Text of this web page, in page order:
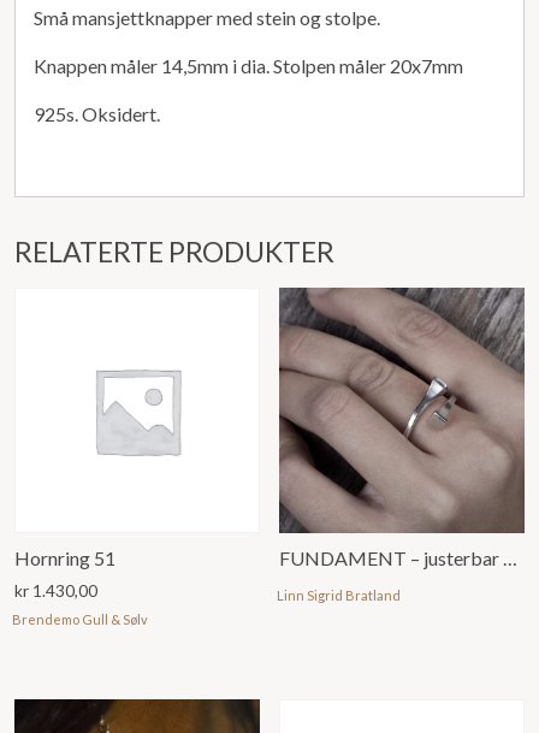
Små mansjettknapper med stein og stolpe.
Knappen måler 14,5mm i dia. Stolpen måler 20x7mm
925s. Oksidert.
RELATERTE PRODUKTER
Hornring 51
kr 1.430,00
Brendemo Gull & Sølv
FUNDAMENT – justerbar ring
Linn Sigrid Bratland